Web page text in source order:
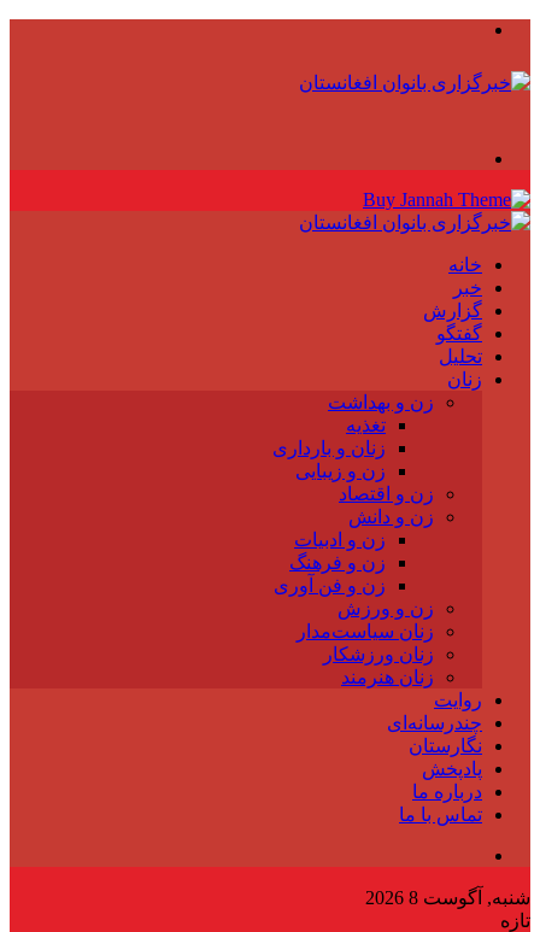
خانه
خبر
گزارش
گفتگو
تحلیل
زنان
زن و بهداشت
تغذیه
زنان و بارداری
زن و زیبایی
زن و اقتصاد
زن و دانش
زن و ادبیات
زن و فرهنگ
زن و فن آوری
زن و ورزش
زنان سیاست‌مدار
زنان ورزشکار
زنان هنرمند
روایت
چندرسانه‌ای
نگارستان
پادپخش
درباره ما
تماس با ما
شنبه, آگوست 8 2026
تازه